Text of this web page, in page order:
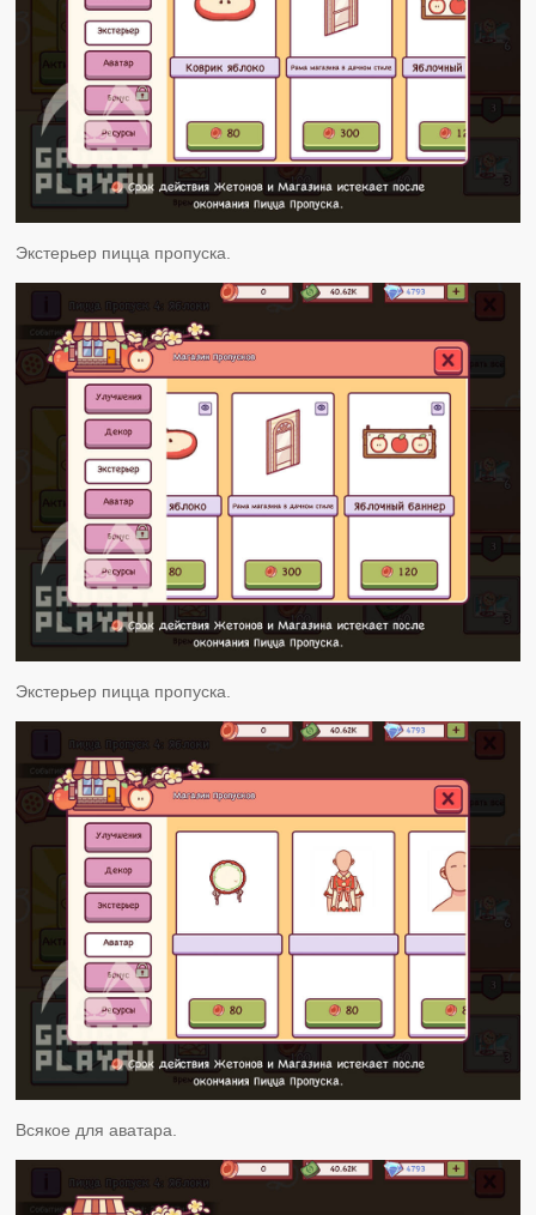
Экстерьер пицца пропуска.
Экстерьер пицца пропуска.
Всякое для аватара.